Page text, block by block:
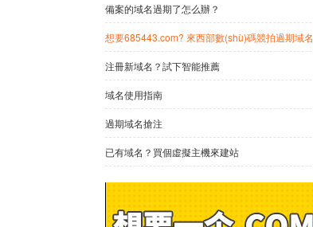
備案的域名過期了怎么辦？
想要685443.com? 來西部數(shù)碼競拍過期域名
注冊新域名？試下智能推薦
域名使用指南
過期域名搶注
已有域名？買個虛擬主機來建站